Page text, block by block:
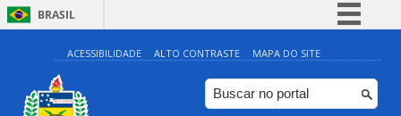
BRASIL
Simplifique!
Comunica BR
Participe
ACESSIBILIDADE ALTO CONTRASTE MAPA DO SITE